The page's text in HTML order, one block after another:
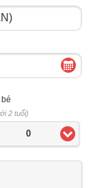
bé
2 tuổi)
0